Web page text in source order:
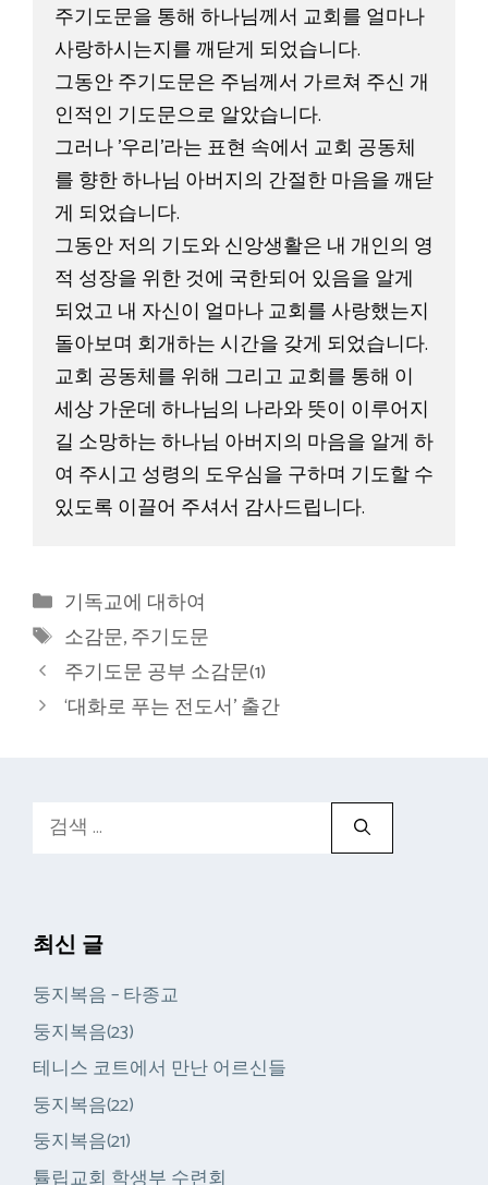
주기도문을 통해 하나님께서 교회를 얼마나
사랑하시는지를 깨닫게 되었습니다.
그동안 주기도문은 주님께서 가르쳐 주신 개
인적인 기도문으로 알았습니다.
그러나 '우리'라는 표현 속에서 교회 공동체
를 향한 하나님 아버지의 간절한 마음을 깨닫
게 되었습니다.
그동안 저의 기도와 신앙생활은 내 개인의 영
적 성장을 위한 것에 국한되어 있음을 알게
되었고 내 자신이 얼마나 교회를 사랑했는지
돌아보며 회개하는 시간을 갖게 되었습니다.
교회 공동체를 위해 그리고 교회를 통해 이
세상 가운데 하나님의 나라와 뜻이 이루어지
길 소망하는 하나님 아버지의 마음을 알게 하
여 주시고 성령의 도우심을 구하며 기도할 수
있도록 이끌어 주셔서 감사드립니다.
카
테
고
리
기독교에 대하여
태
그
소감문,주기도문
주기도문 공부 소감문(1)
‘대화로 푸는 전도서’ 출간
색:
최신 글
둥지복음 – 타종교
둥지복음(23)
테니스 코트에서 만난 어르신들
둥지복음(22)
둥지복음(21)
튤립교회 학생부 수련회